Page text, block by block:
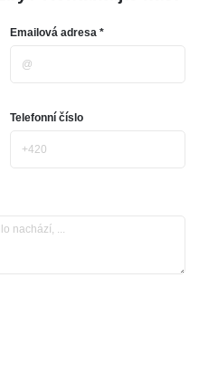
Emailová adresa *
Telefonní číslo